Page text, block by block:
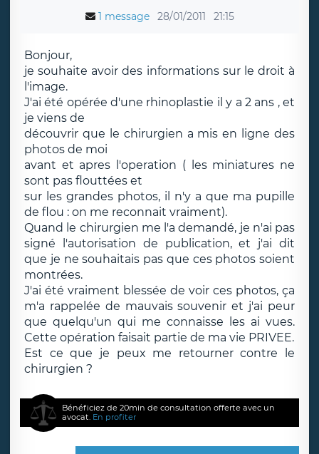
1 message 28/01/2011 21:15
Bonjour,
je souhaite avoir des informations sur le droit à
l'image.
J'ai été opérée d'une rhinoplastie il y a 2 ans , et
je viens de
découvrir que le chirurgien a mis en ligne des
photos de moi
avant et apres l'operation ( les miniatures ne
sont pas flouttées et
sur les grandes photos, il n'y a que ma pupille
de flou : on me reconnait vraiment).
Quand le chirurgien me l'a demandé, je n'ai pas
signé l'autorisation de publication, et j'ai dit
que je ne souhaitais pas que ces photos soient
montrées.
J'ai été vraiment blessée de voir ces photos, ça
m'a rappelée de mauvais souvenir et j'ai peur
que quelqu'un qui me connaisse les ai vues.
Cette opération faisait partie de ma vie PRIVEE.
Est ce que je peux me retourner contre le
chirurgien ?
Bénéficiez de 20min de consultation offerte avec un
avocat. En profiter